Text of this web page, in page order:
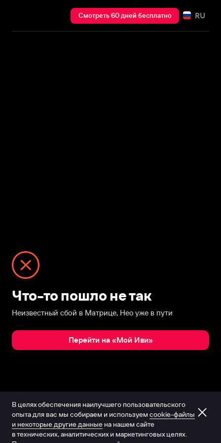
Смотреть 60 дней бесплатно RU
Что-то пошло не так
Неизвестный сбой в Матрице, Нео уже в пути
Перейти на «Мой Иви»
В целях обеспечения наилучшего пользовательского
опыта для вас мы собираем и используем cookie-файлы
и некоторые другие данные на нашем сайте
в технических, аналитических и маркетинговых целях.